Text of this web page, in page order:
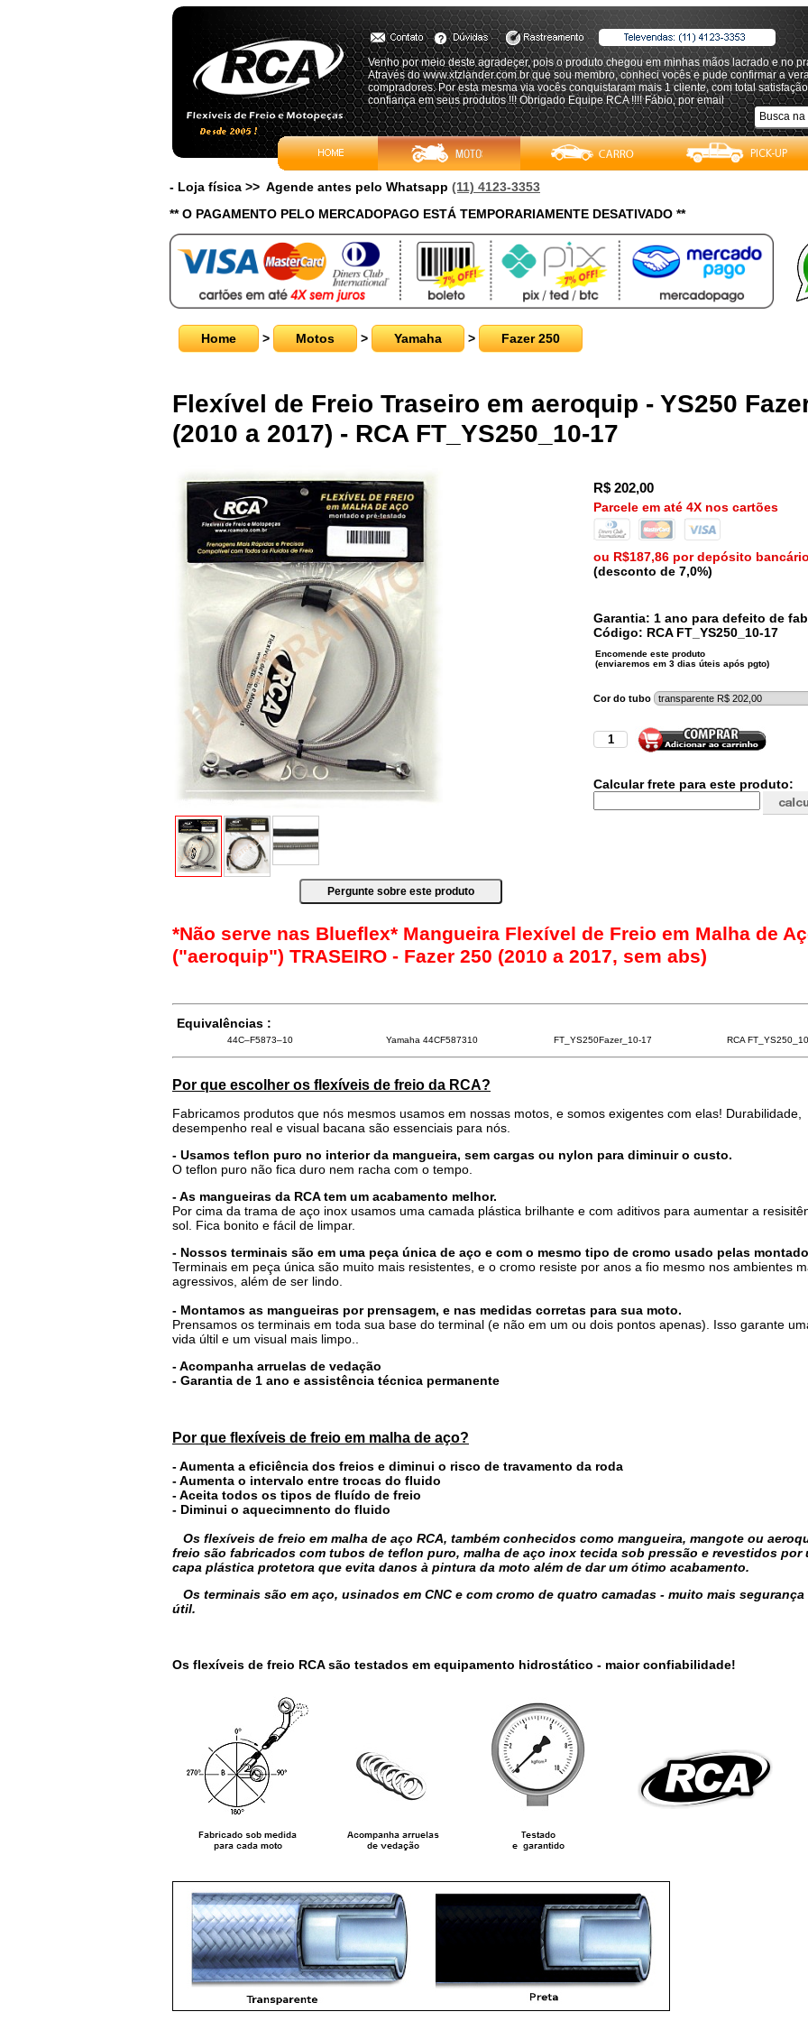
Venho por meio deste agradeçer, pois o produto chegou em minhas mãos lacrado e no
Através do www.xtzlander.com.br que sou membro, conheci vocês e pude confirmar a
compradores. Por esta mesma via vocês conquistaram mais 1 cliente, com total
confiança em seus produtos !!! Obrigado Equipe RCA !!!! Fábio, por email
- Loja física >> Agende antes pelo Whatsapp (11) 4123-3353
** O PAGAMENTO PELO MERCADOPAGO ESTÁ TEMPORARIAMENTE DESATIVADO **
Home > Motos > Yamaha > Fazer 250
Flexível de Freio Traseiro em aeroquip - YS250
(2010 a 2017) - RCA FT_YS250_10-17
R$202,00
Parcele em até 4X nos cartões
ou R$187,86 por depósito bancário
(desconto de 7,0%)
Garantia: 1 ano para defeito de
Código: RCAFT_YS250_10-17
Cor do tubo
Calcular frete para este produto:
*Não serve nas Blueflex* Mangueira Flexível de Freio em Malha de
("aeroquip") TRASEIRO - Fazer 250 (2010 a 2017, sem abs)
Equivalências :
44C–F5873–10 Yamaha 44CF587310 FT_YS250Fazer_10-17 RCA
Por que escolher os flexíveis de freio da RCA?
Fabricamos produtos que nós mesmos usamos em nossas motos, e somos exigentes com elas! Durabilidade,
desempenho real e visual bacana são essenciais para nós.
- Usamos teflon puro no interior da mangueira, sem cargas ou nylon para diminuir o custo.
O teflon puro não fica duro nem racha com o tempo.
- As mangueiras da RCA tem um acabamento melhor.
Por cima da trama de aço inox usamos uma camada plástica brilhante e com aditivos para aumentar a
sol. Fica bonito e fácil de limpar.
- Nossos terminais são em uma peça única de aço e com o mesmo tipo de cromo usado pelas
Terminais em peça única são muito mais resistentes, e o cromo resiste por anos a fio mesmo nos ambientes
agressivos, além de ser lindo.
- Montamos as mangueiras por prensagem, e nas medidas corretas para sua moto.
Prensamos os terminais em toda sua base do terminal (e não em um ou dois pontos apenas). Isso garante
vida últil e um visual mais limpo..
- Acompanha arruelas de vedação
- Garantia de 1 ano e assistência técnica permanente
Por que flexíveis de freio em malha de aço?
- Aumenta a eficiência dos freios e diminui o risco de travamento da roda
- Aumenta o intervalo entre trocas do fluido
- Aceita todos os tipos de fluído de freio
- Diminui o aquecimnento do fluido
Os flexíveis de freio em malha de aço RCA, também conhecidos como mangueira, mangote ou
freio são fabricados com tubos de teflon puro, malha de aço inox tecida sob pressão e revestidos por
capa plástica protetora que evita danos à pintura da moto além de dar um ótimo acabamento.
Os terminais são em aço, usinados em CNC e com cromo de quatro camadas - muito mais segurança
útil.
Os flexíveis de freio RCA são testados em equipamento hidrostático - maior confiabilidade!